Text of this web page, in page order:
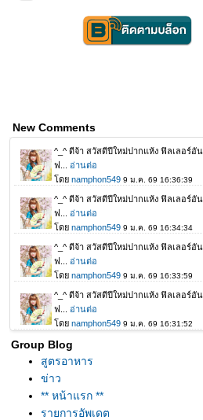
New Comments
Group Blog
สูตรอาหาร
ข่าว
** หน้าแรก **
รายการอัพเดต